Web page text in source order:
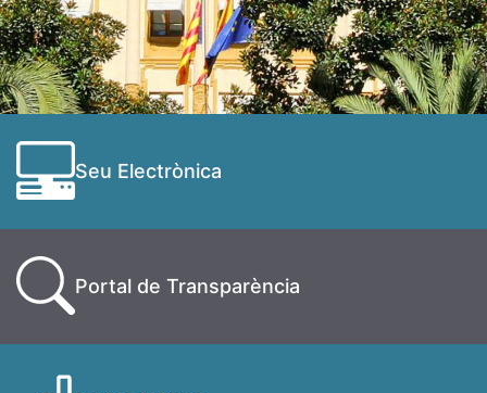
Seu Electrònica
Portal de Transparència